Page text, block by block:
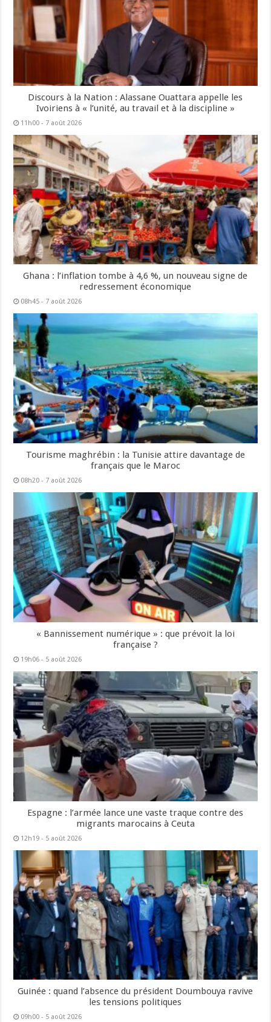
Discours à la Nation : Alassane Ouattara appelle les
Ivoiriens à « l’unité, au travail et à la discipline »
11h00 - 7 août 2026
Ghana : l’inflation tombe à 4,6 %, un nouveau signe de
redressement économique
08h45 - 7 août 2026
Tourisme maghrébin : la Tunisie attire davantage de
français que le Maroc
08h20 - 7 août 2026
« Bannissement numérique » : que prévoit la loi
française ?
19h06 - 5 août 2026
Espagne : l’armée lance une vaste traque contre des
migrants marocains à Ceuta
12h19 - 5 août 2026
Guinée : quand l’absence du président Doumbouya ravive
les tensions politiques
09h00 - 5 août 2026